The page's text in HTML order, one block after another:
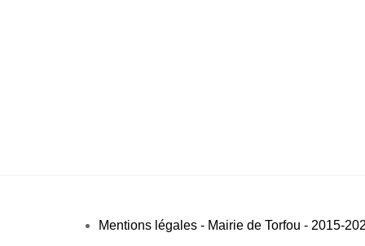
Mentions légales - Mairie de Torfou - 2015-